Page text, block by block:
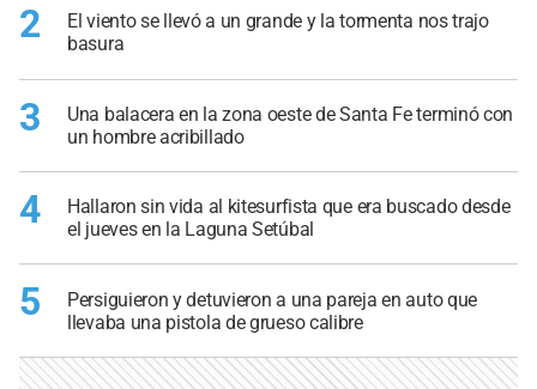
2
El viento se llevó a un grande y la tormenta nos trajo
basura
3
Una balacera en la zona oeste de Santa Fe terminó con
un hombre acribillado
4
Hallaron sin vida al kitesurfista que era buscado desde
el jueves en la Laguna Setúbal
5
Persiguieron y detuvieron a una pareja en auto que
llevaba una pistola de grueso calibre